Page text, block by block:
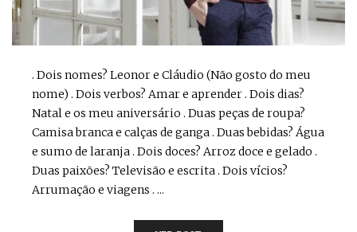
. Dois nomes? Leonor e Cláudio (Não gosto do meu
nome) . Dois verbos? Amar e aprender . Dois dias?
Natal e os meu aniversário . Duas peças de roupa?
Camisa branca e calças de ganga . Duas bebidas? Água
e sumo de laranja . Dois doces? Arroz doce e gelado .
Duas paixões? Televisão e escrita . Dois vícios?
Arrumação e viagens . ...